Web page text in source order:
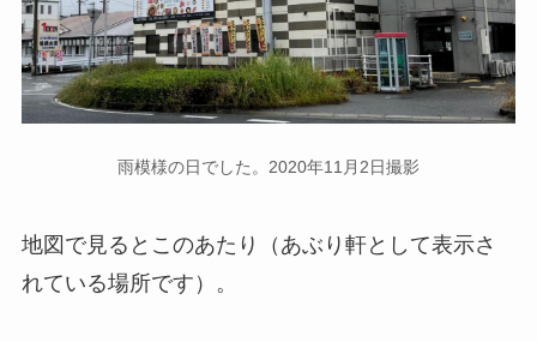
雨模様の日でした。2020年11月2日撮影
地図で見るとこのあたり（あぶり軒として表示さ
れている場所です）。